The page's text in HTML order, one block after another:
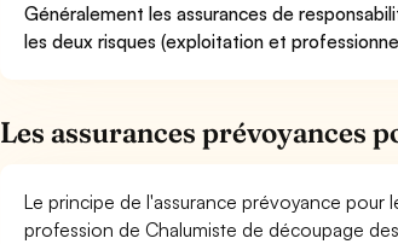
Généralement les assurances de
les deux risques (exploitation et
Les assurances prévoyances
Le principe de l'assurance prévoyance pour
profession de Chalumiste de découpage